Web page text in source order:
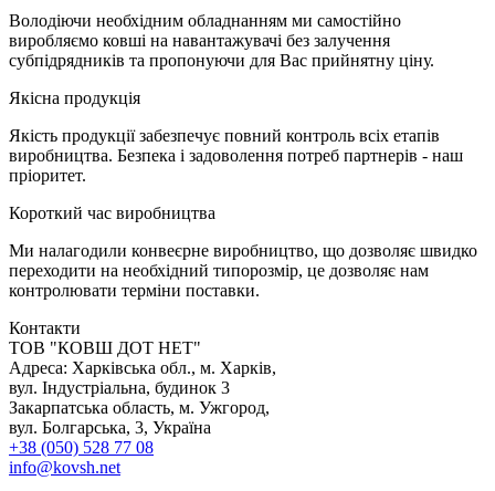
Володіючи необхідним обладнанням ми самостійно
виробляємо ковші на навантажувачі без залучення
субпідрядників та пропонуючи для Вас прийнятну ціну.
Якісна продукція
Якість продукції забезпечує повний контроль всіх етапів
виробництва. Безпека і задоволення потреб партнерів - наш
пріоритет.
Короткий час виробництва
Ми налагодили конвеєрне виробництво, що дозволяє швидко
переходити на необхідний типорозмір, це дозволяє нам
контролювати терміни поставки.
Контакти
TOB "КОВШ ДОТ НЕТ"
Адреса: Харківська обл., м. Харків,
вул. Індустріальна, будинок 3
Закарпатська область, м. Ужгород,
вул. Болгарська, 3, Україна
+38 (050) 528 77 08
info@kovsh.net